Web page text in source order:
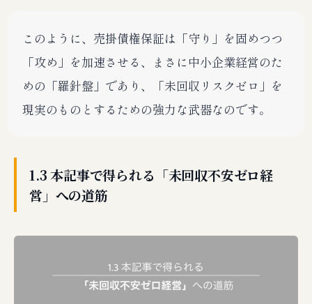
このように、売掛債権保証は「守り」を固めつつ
「攻め」を加速させる、まさに中小企業経営のた
めの「羅針盤」であり、「未回収リスクゼロ」を
現実のものとするための強力な武器なのです。
1.3 本記事で得られる「未回収不安ゼロ経
営」への道筋